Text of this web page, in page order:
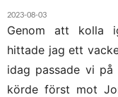
2023-08-03
Genom att kolla
hittade jag ett
idag passade vi
körde först mot